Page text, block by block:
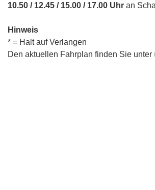
10.50 / 12.45 / 15.00 / 17.00 Uhr an
Hinweis
* = Halt auf Verlangen
Den aktuellen Fahrplan finden Sie unter